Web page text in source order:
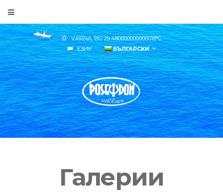
VARNA, BG 29.480000000000018°C
ЕЗИК
БЪЛГАРСКИ
Галерии